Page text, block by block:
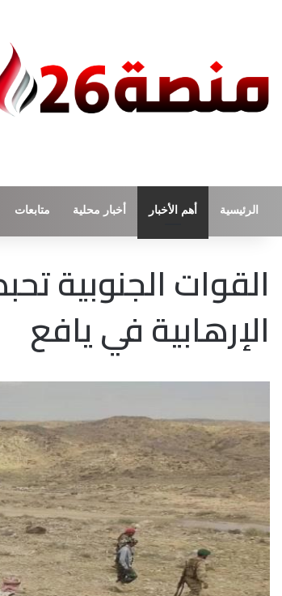
الرئيسية أهم الأخبار أخبار محلية متابعات
القوات الجنوبية
الإرهابية في يافع